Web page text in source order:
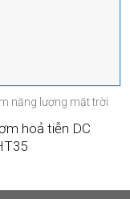
năng lượng mặt trời
hoả tiễn DC